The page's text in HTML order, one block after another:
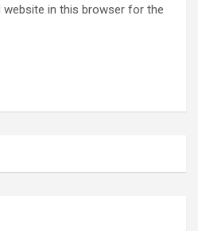
website in this browser for the